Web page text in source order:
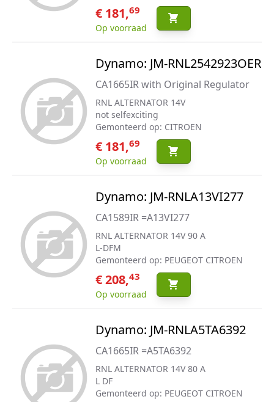
€ 181,69
Op voorraad
Dynamo: JM-RNL2542923OER
CA1665IR with Original Regulator
RNL ALTERNATOR 14V
not selfexciting
Gemonteerd op: CITROEN
€ 181,69
Op voorraad
Dynamo: JM-RNLA13VI277
CA1589IR =A13VI277
RNL ALTERNATOR 14V 90 A
L-DFM
Gemonteerd op: PEUGEOT CITROEN
€ 208,43
Op voorraad
Dynamo: JM-RNLA5TA6392
CA1665IR =A5TA6392
RNL ALTERNATOR 14V 80 A
L DF
Gemonteerd op: PEUGEOT CITROEN